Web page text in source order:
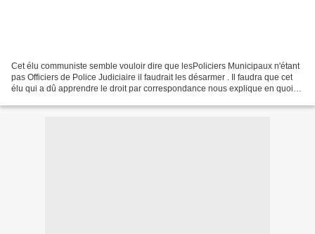
Cet élu communiste semble vouloir dire que lesPoliciers Municipaux n'étant
pas Officiers de Police Judiciaire il faudrait les désarmer . Il faudra que cet
élu qui a dû apprendre le droit par correspondance nous explique en quoi